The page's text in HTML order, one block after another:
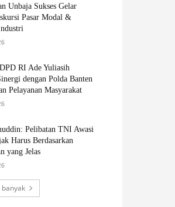
Unbaja Sukses Gelar
Pasar Modal &
RI Ade Yuliasih
dengan Polda Banten
Pelayanan Masyarakat
Pelibatan TNI Awasi
Harus Berdasarkan
yang Jelas